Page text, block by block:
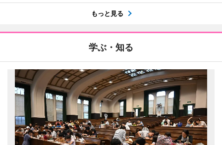
もっと見る
学ぶ・知る